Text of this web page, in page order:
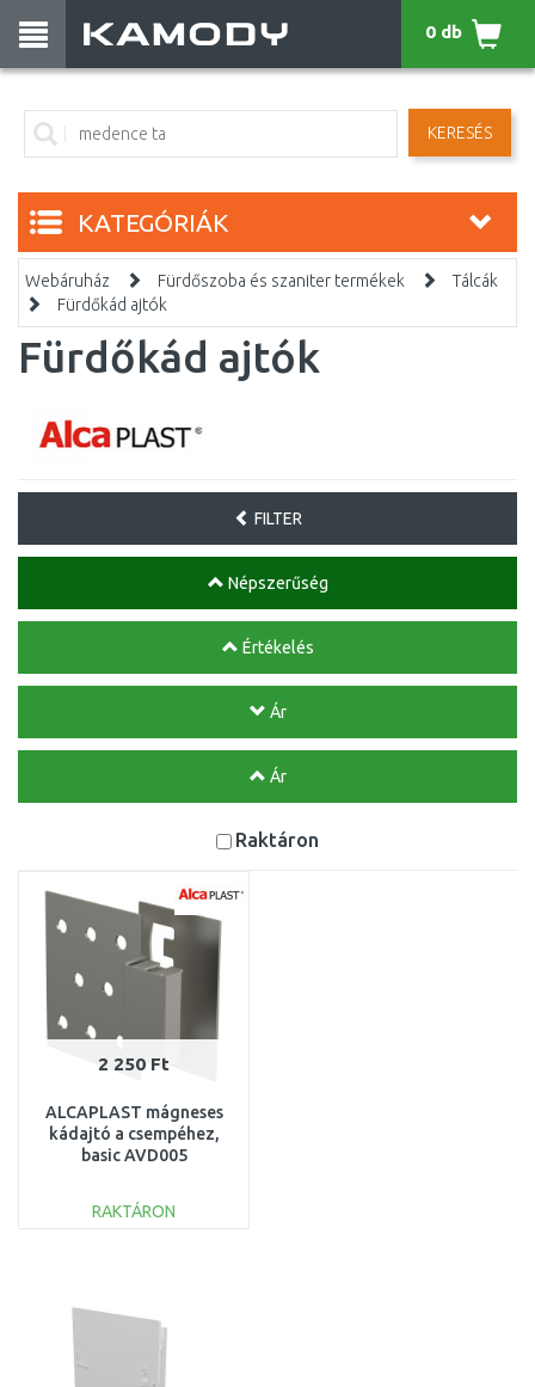
KERESÉS
0 db
KATEGÓRIÁK
Webáruház Fürdőszoba és szaniter termékek
Tálcák
Fürdőkád ajtók
Fürdőkád ajtók
FILTER
Népszerűség
Értékelés
Ár
Ár
Raktáron
2 250 Ft
ALCAPLAST mágneses
kádajtó a csempéhez,
basic AVD005
RAKTÁRON